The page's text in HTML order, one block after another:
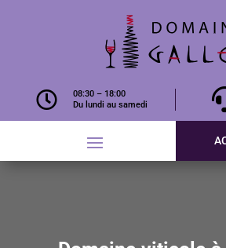

08:30 – 18:00
Du lundi au samedi